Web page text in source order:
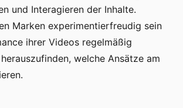
und Interagieren der Inhalte.
Marken experimentierfreudig sein
ihrer Videos regelmäßig
welche Ansätze am